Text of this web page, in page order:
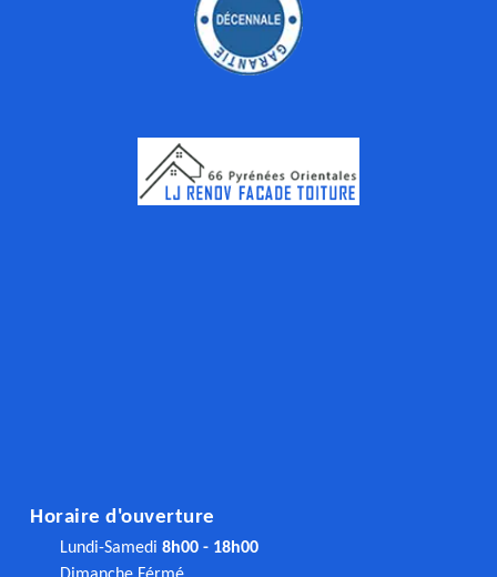
Horaire d'ouverture
Lundi-Samedi 8h00 - 18h00